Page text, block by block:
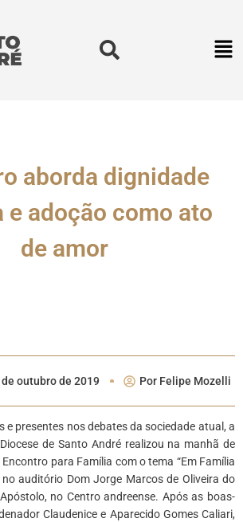
aborda dignidade
e adoção como ato
de amor
outubro de 2019 Por Felipe Mozelli
e presentes nos debates da sociedade atual, a
de Santo André realizou na manhã de
para Família com o tema “Em Família
no auditório Dom Jorge Marcos de Oliveira do
no Centro andreense. Após as boas-
Claudenice e Aparecido Gomes Caliari,